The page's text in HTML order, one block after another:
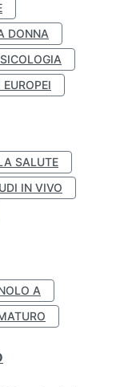
DONNA
SALUTE
IN VIVO
A